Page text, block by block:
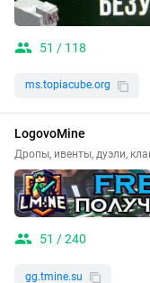
51 / 118
ms.topiacube.org
LogovoMine
Дропы, ивенты, дуэли,
51 / 240
gg.tmine.su